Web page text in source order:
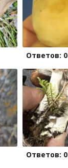
Ответов: 0
Ответов: 0